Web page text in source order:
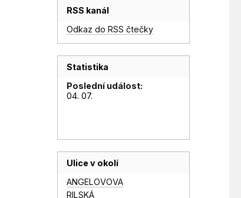
RSS kanál
Odkaz do RSS čtečky
Statistika
Poslední událost:
04. 07.
Ulice v okolí
ANGELOVOVA
RILSKÁ